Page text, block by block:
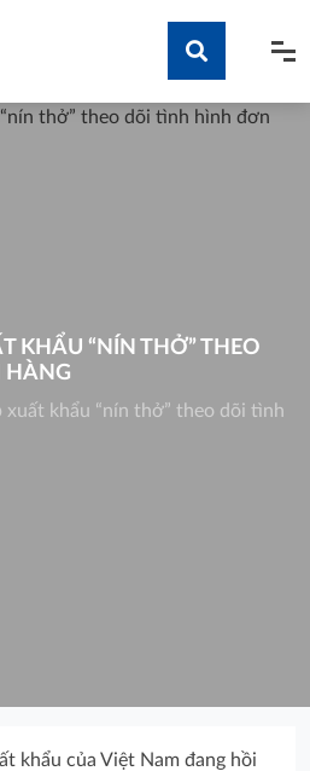
Tìm kiếm
KHẨU “NÍN THỞ” THEO
HÀNG
xuất khẩu “nín thở” theo dõi tình
khẩu của Việt Nam đang hồi